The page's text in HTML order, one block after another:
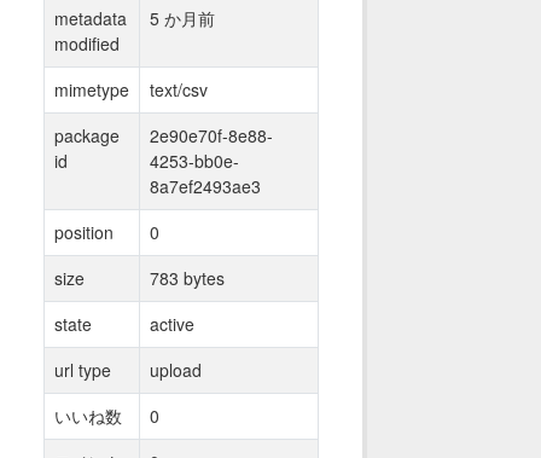
metadata
modified
5 か月前
mimetype
text/csv
package
id
2e90e70f-8e88-
4253-bb0e-
8a7ef2493ae3
position
0
size
783 bytes
state
active
url type
upload
いいね数
0